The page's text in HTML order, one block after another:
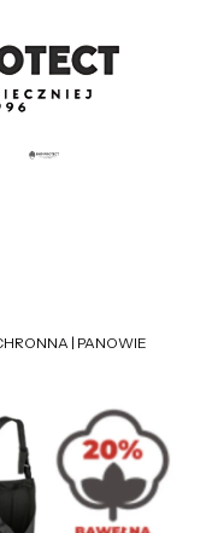
| PANOWIE